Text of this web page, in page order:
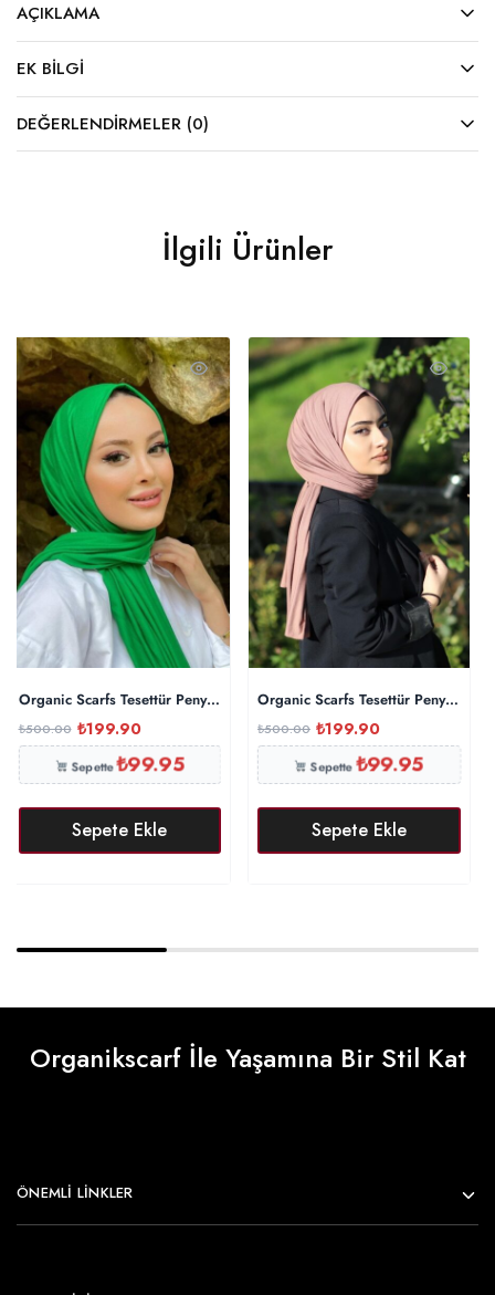
AÇIKLAMA
EK BILGI
DEĞERLENDIRMELER (0)
İlgili Ürünler
Organic Scarfs Tesettür Penye Şal Hijap Modeli – Benetton
₺500.00 ₺199.90
Sepette₺99.95
Sepete Ekle
Organic Scarfs Tesettür Penye Şal
₺500.00 ₺199.90
Sepette₺99.95
Sepete Ekle
Organikscarf İle Yaşamına Bir Stil Kat
ÖNEMLI LINKLER